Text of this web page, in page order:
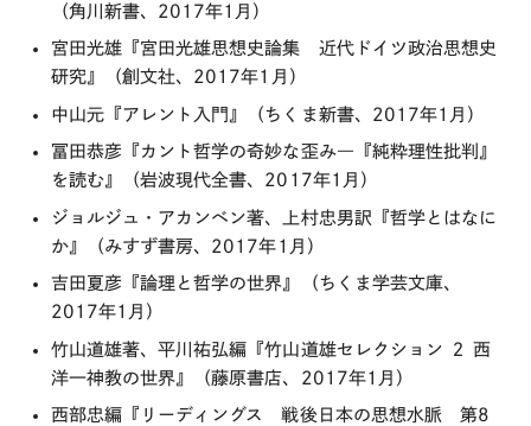
（角川新書、2017年1月）
宮田光雄『宮田光雄思想史論集 近代ドイツ政治思想史
研究』（創文社、2017年1月）
中山元『アレント入門』（ちくま新書、2017年1月）
冨田恭彦『カント哲学の奇妙な歪み―『純粋理性批判』
を読む』（岩波現代全書、2017年1月）
ジョルジュ・アカンベン著、上村忠男訳『哲学とはなに
か』（みすず書房、2017年1月）
吉田夏彦『論理と哲学の世界』（ちくま学芸文庫、
2017年1月）
竹山道雄著、平川祐弘編『竹山道雄セレクション ２ 西
洋一神教の世界』（藤原書店、2017年1月）
西部忠編『リーディングス 戦後日本の思想水脈 第8